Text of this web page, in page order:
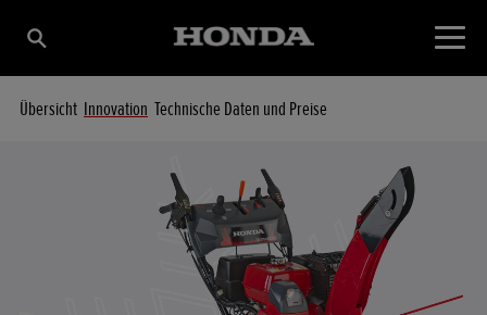
Übersicht Innovation Technische Daten und Preise